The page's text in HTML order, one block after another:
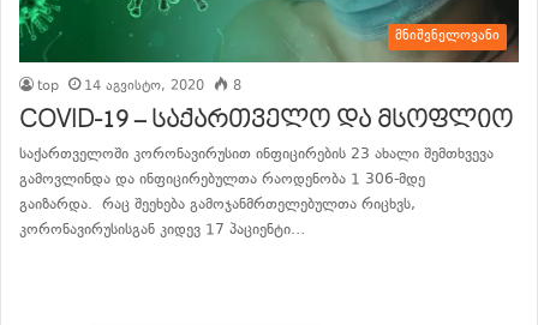
მნიშვნელოვანი
top 14 აგვისტო, 2020 8
COVID-19 – საქართველო და მსოფლიო
საქართველოში კორონავირუსით ინფიცირების 23 ახალი შემთხვევა
გამოვლინდა და ინფიცირებულთა რაოდენობა 1 306-მდე
გაიზარდა. რაც შეეხება გამოჯანმრთელებულთა რიცხვს,
კორონავირუსისგან კიდევ 17 პაციენტი…